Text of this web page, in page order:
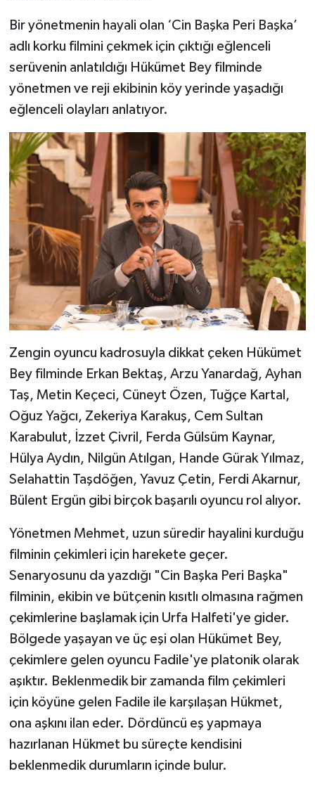
Bir yönetmenin hayali olan ‘Cin Başka Peri Başka’
adlı korku filmini çekmek için çıktığı eğlenceli
serüvenin anlatıldığı Hükümet Bey filminde
yönetmen ve reji ekibinin köy yerinde yaşadığı
eğlenceli olayları anlatıyor.
Zengin oyuncu kadrosuyla dikkat çeken Hükümet
Bey filminde Erkan Bektaş, Arzu Yanardağ, Ayhan
Taş, Metin Keçeci, Cüneyt Özen, Tuğçe Kartal,
Oğuz Yağcı, Zekeriya Karakuş, Cem Sultan
Karabulut, İzzet Çivril, Ferda Gülsüm Kaynar,
Hülya Aydın, Nilgün Atılgan, Hande Gürak Yılmaz,
Selahattin Taşdöğen, Yavuz Çetin, Ferdi Akarnur,
Bülent Ergün gibi birçok başarılı oyuncu rol alıyor.
Yönetmen Mehmet, uzun süredir hayalini kurduğu
filminin çekimleri için harekete geçer.
Senaryosunu da yazdığı "Cin Başka Peri Başka"
filminin, ekibin ve bütçenin kısıtlı olmasına rağmen
çekimlerine başlamak için Urfa Halfeti'ye gider.
Bölgede yaşayan ve üç eşi olan Hükümet Bey,
çekimlere gelen oyuncu Fadile'ye platonik olarak
aşıktır. Beklenmedik bir zamanda film çekimleri
için köyüne gelen Fadile ile karşılaşan Hükmet,
ona aşkını ilan eder. Dördüncü eş yapmaya
hazırlanan Hükmet bu süreçte kendisini
beklenmedik durumların içinde bulur.